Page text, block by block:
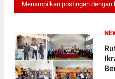
Menampilkan postingan dengan